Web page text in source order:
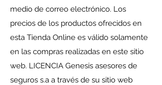
medio de correo electrónico. Los
precios de los productos ofrecidos en
esta Tienda Online es válido solamente
en las compras realizadas en este sitio
web. LICENCIA Genesis asesores de
seguros s.a a través de su sitio web